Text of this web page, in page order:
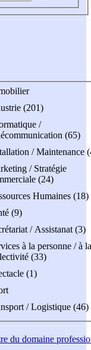
(201)
/
(65)
/ Maintenance
/ Stratégie
(24)
Humaines (18)
(9)
/ Assistanat (3)
à la personne / à la
(33)
(1)
/ Logistique (46)
du domaine